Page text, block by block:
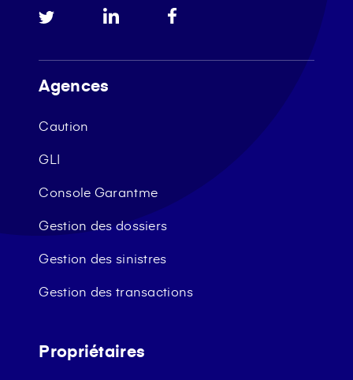
Agences
Caution
GLI
Console Garantme
Gestion des dossiers
Gestion des sinistres
Gestion des transactions
Propriétaires